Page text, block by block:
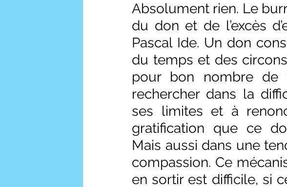
Absolument rien. Le
du don et de l’excès
Pascal Ide. Un don
du temps et des
pour bon nombre de
rechercher dans la
ses limites et à
gratification que ce
Mais aussi dans une
compassion. Ce
en sortir est difficile, si